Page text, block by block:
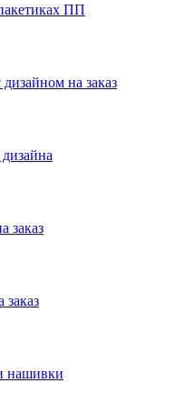
ПП
на заказ
дизайна
заказ
заказ
нашивки